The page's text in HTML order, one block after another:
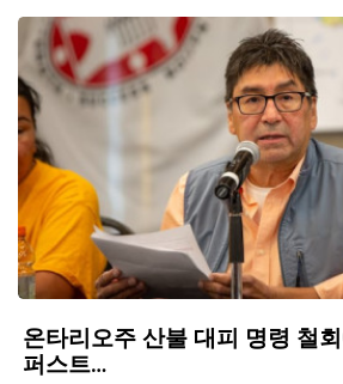
온타리오주 산불 대피 명령 철
퍼스트…